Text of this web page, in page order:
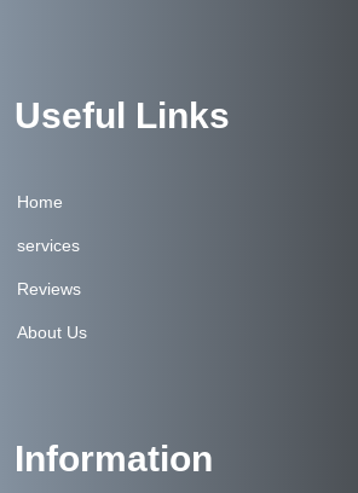
Useful Links
Home
services
Reviews
About Us
Information